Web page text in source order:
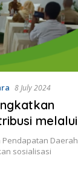
8 July 2024
melalui
Tahun 2023
Pendapatan Daerah
sosialisasi